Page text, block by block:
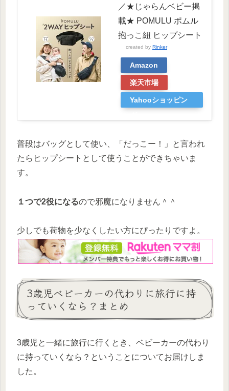
／★じゃらんベビー掲
載★ POMULU ポムル
抱っこ紐 ヒップシート
created by Rinker
Amazon
楽天市場
Yahooショッピン
普段はバッグとして使い、「だっこー！」と言われ
たらヒップシートとして使うことができちゃいま
す。
１つで2役になるので邪魔になりません＾＾
少しでも荷物を少なくしたい方にぴったりですよ。
3歳児ベビーカーの代わりに旅行に持
っていくなら？まとめ
3歳児と一緒に旅行に行くとき、ベビーカーの代わり
に持っていくなら？ということについてお届けしま
した。